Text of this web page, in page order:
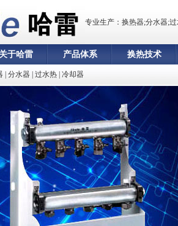
专业生产：换热器;分水器;
关于哈雷 产品体系 换热技术
分水器 过水热 冷却器